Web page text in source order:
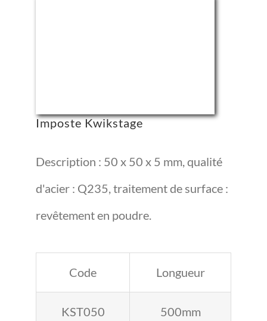
Imposte Kwikstage
Description : 50 x 50 x 5 mm, qualité
d'acier : Q235, traitement de surface :
revêtement en poudre.
Code Longueur
KST050 500mm